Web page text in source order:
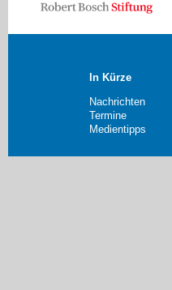
In Kürze
Nachrichten
Termine
Medientipps